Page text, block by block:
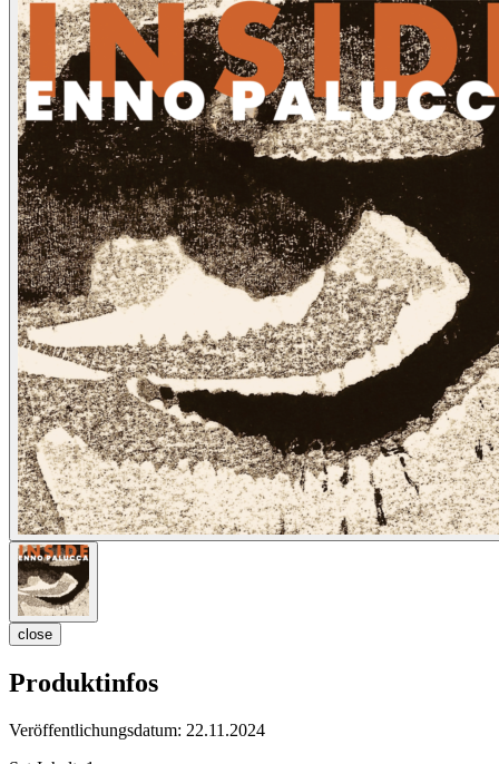
close
Produktinfos
Veröffentlichungsdatum: 22.11.2024